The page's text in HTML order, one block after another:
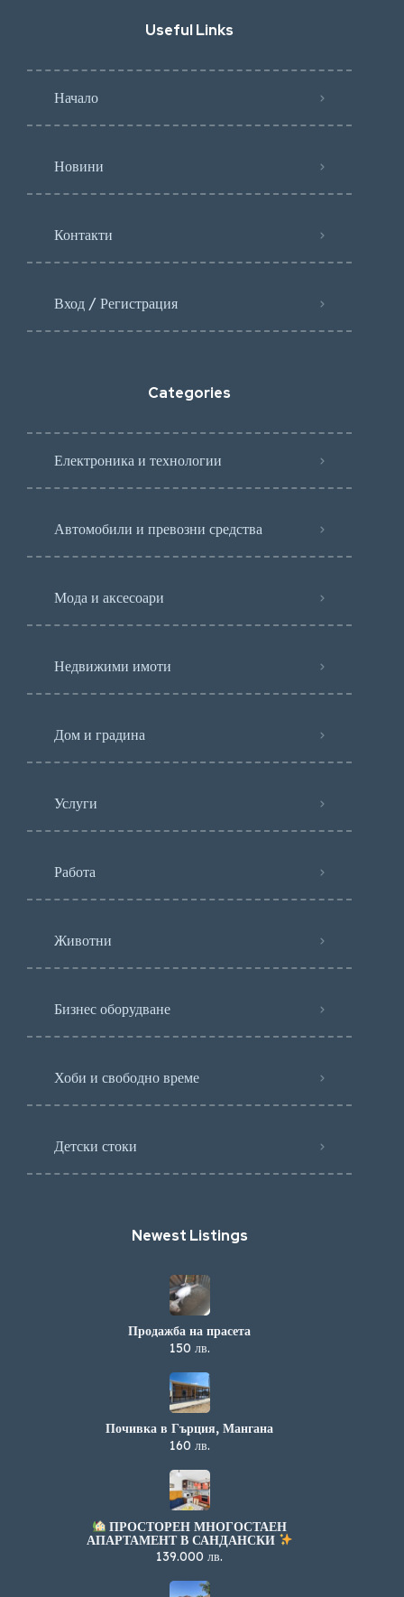
Useful Links
Начало
Новини
Контакти
Вход / Регистрация
Categories
Електроника и технологии
Автомобили и превозни средства
Мода и аксесоари
Недвижими имоти
Дом и градина
Услуги
Работа
Животни
Бизнес оборудване
Хоби и свободно време
Детски стоки
Newest Listings​
Продажба на прасета
150 лв.
Почивка в Гърция, Мангана
160 лв.
ПРОСТОРЕН МНОГОСТАЕН
АПАРТАМЕНТ В САНДАНСКИ
139.000 лв.